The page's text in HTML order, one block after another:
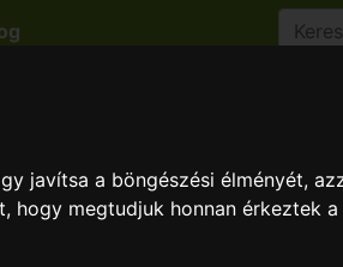
javítsa a böngészési élményét,
hogy megtudjuk honnan érkeztek